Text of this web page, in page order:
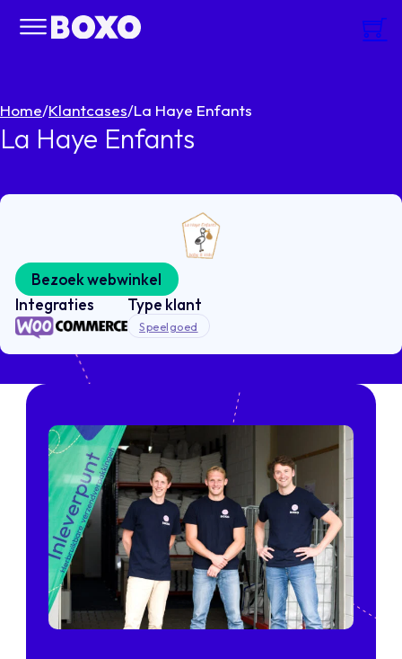
Bezoek webwinkel
Integraties
Type klant
Speelgoed
Home/Klantcases/La Haye Enfants
La Haye Enfants